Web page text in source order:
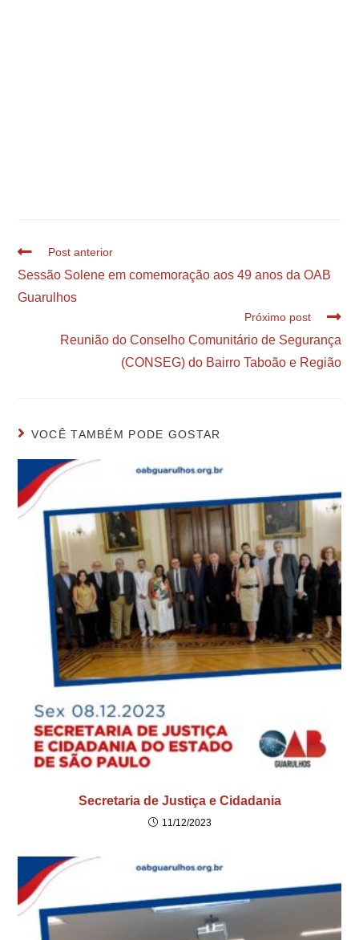
Post anterior
Sessão Solene em comemoração aos 49 anos da OAB
Guarulhos
Próximo post
Reunião do Conselho Comunitário de Segurança
(CONSEG) do Bairro Taboão e Região
VOCÊ TAMBÉM PODE GOSTAR
Secretaria de Justiça e Cidadania
11/12/2023